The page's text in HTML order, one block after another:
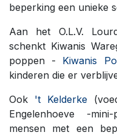
beperking een unieke
Aan het O.L.V.
schenkt Kiwanis
poppen - Kiwanis
kinderen die er
Ook 't Kelderke
Engelenhoeve -
mensen met een